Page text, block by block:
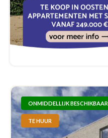
ONMIDDELLIJK BESCHIKBAAR
TE HUUR